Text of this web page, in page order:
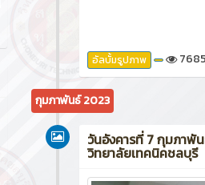
อัลบั้มรูปภาพ 7685
กุมภาพันธ์ 2023
วันอังคารที่ 7 กุมภาพั
วิทยาลัยเทคนิคชลบุรี